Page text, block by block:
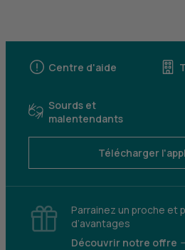
Centre d'aide
Sourds et
malentendants
Télécharger
Parrainez un proche et
d’avantages
Découvrir notre offre